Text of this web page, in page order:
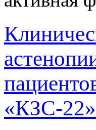
«КЗС-22»